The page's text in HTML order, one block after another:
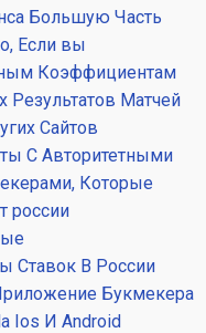
Большую Часть
Если вы
Коэффициентам
Результатов Матчей
Сайтов
С Авторитетными
Которые
россии
Ставок В России
Букмекера
Ios И Android